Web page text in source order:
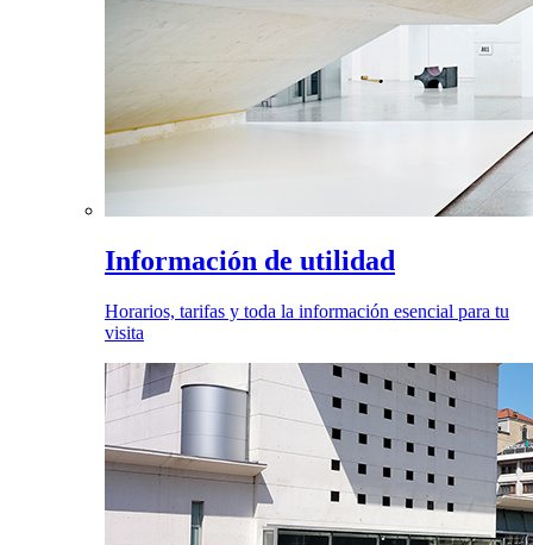
Información de utilidad
Horarios, tarifas y toda la información esencial para tu
visita